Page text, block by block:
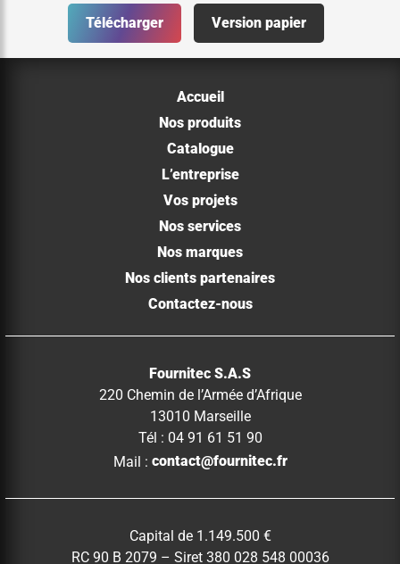
Télécharger Version papier
Accueil
Nos produits
Catalogue
L’entreprise
Vos projets
Nos services
Nos marques
Nos clients partenaires
Contactez-nous
Fournitec S.A.S
220 Chemin de l’Armée d’Afrique
13010 Marseille
Tél : 04 91 61 51 90
Mail : contact@fournitec.fr
Capital de 1.149.500 €
RC 90 B 2079 – Siret 380 028 548 00036